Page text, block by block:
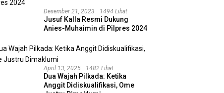
Desember 21, 2023 1494 Lihat
Jusuf Kalla Resmi Dukung
Anies-Muhaimin di Pilpres 2024
April 13, 2025 1482 Lihat
Dua Wajah Pilkada: Ketika
Anggit Didiskualifikasi, Ome